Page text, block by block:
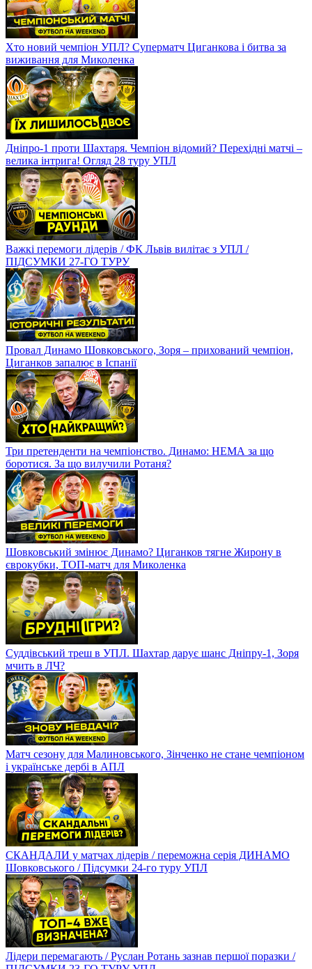
Хто новий чемпіон УПЛ? Суперматч Циганкова і битва за
виживання для Миколенка
Дніпро-1 проти Шахтаря. Чемпіон відомий? Перехідні матчі –
велика інтрига! Огляд 28 туру УПЛ
Важкі перемоги лідерів / ФК Львів вилітає з УПЛ /
ПІДСУМКИ 27-ГО ТУРУ
Провал Динамо Шовковського, Зоря – прихований чемпіон,
Циганков запалює в Іспанії
Три претенденти на чемпіонство. Динамо: НЕМА за що
боротися. За що вилучили Ротаня?
Шовковський змінює Динамо? Циганков тягне Жирону в
єврокубки, ТОП-матч для Миколенка
Суддівський треш в УПЛ. Шахтар дарує шанс Дніпру-1, Зоря
мчить в ЛЧ?
Матч сезону для Малиновського, Зінченко не стане чемпіоном
і українське дербі в АПЛ
СКАНДАЛИ у матчах лідерів / переможна серія ДИНАМО
Шовковського / Підсумки 24-го туру УПЛ
Лідери перемагають / Руслан Ротань зазнав першої поразки /